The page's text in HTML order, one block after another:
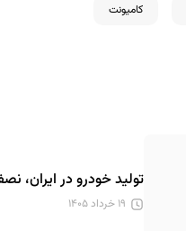
کامیونت
تولید خودرو در ایران،
۱۹ خرداد ۱۴۰۵